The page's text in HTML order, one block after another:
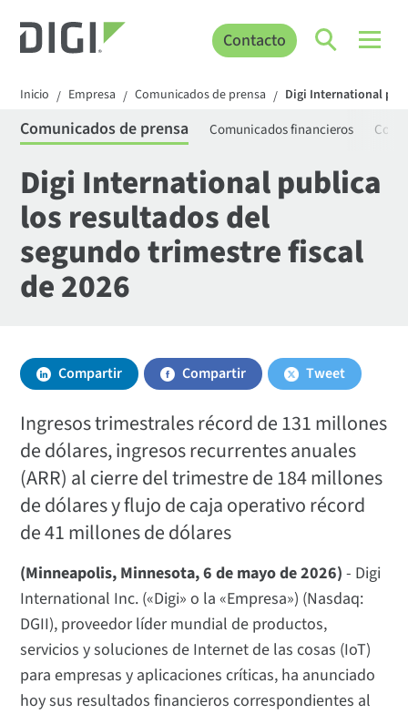
Contacto
Inicio / Empresa / Comunicados de prensa / Digi International
Comunicados de prensa Comunicados financieros
Digi International publica
los resultados del
segundo trimestre fiscal
de 2026
Compartir Compartir Tweet
Ingresos trimestrales récord de 131 millones
de dólares, ingresos recurrentes anuales
(ARR) al cierre del trimestre de 184 millones
de dólares y flujo de caja operativo récord
de 41 millones de dólares
(Minneapolis, Minnesota, 6 de mayo de 2026) - Digi
International Inc. («Digi» o la «Empresa») (Nasdaq:
DGII), proveedor líder mundial de productos,
servicios y soluciones de Internet de las cosas (IoT)
para empresas y aplicaciones críticas, ha anunciado
hoy sus resultados financieros correspondientes al